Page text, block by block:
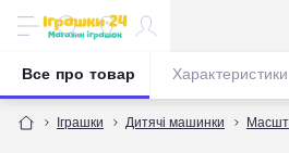
Іграшки Дитячі машинки
Все про товар Характеристики